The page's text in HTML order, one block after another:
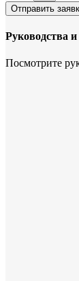
Отправить
Руководства
Посмотрите